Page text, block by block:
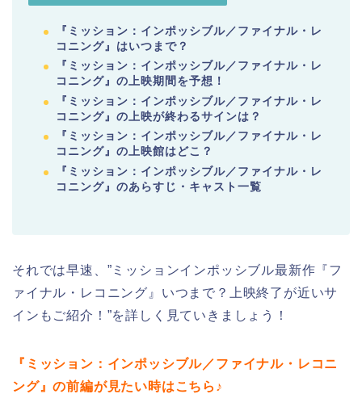
『ミッション：インポッシブル／ファイナル・レ
コニング』はいつまで？
『ミッション：インポッシブル／ファイナル・レ
コニング』の上映期間を予想！
『ミッション：インポッシブル／ファイナル・レ
コニング』の上映が終わるサインは？
『ミッション：インポッシブル／ファイナル・レ
コニング』の上映館はどこ？
『ミッション：インポッシブル／ファイナル・レ
コニング』のあらすじ・ キャスト一覧
それでは早速、”ミッションインポッシブル最新作『フ
ァイナル・レコニング』いつまで？上映終了が近いサ
インもご紹介！”を詳しく見ていきましょう！
『ミッション：インポッシブル／ファイナル・レコニ
ング』の前編が見たい時はこちら♪